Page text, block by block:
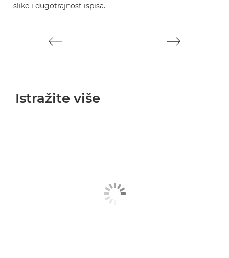
slike i dugotrajnost ispisa.
Istražite više